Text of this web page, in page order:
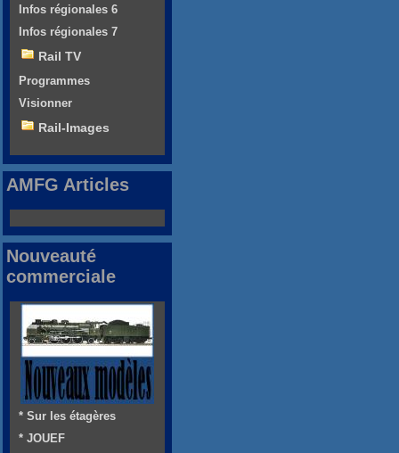
Infos régionales 6
Infos régionales 7
Rail TV
Programmes
Visionner
Rail-Images
AMFG Articles
Nouveauté
commerciale
* Sur les étagères
* JOUEF